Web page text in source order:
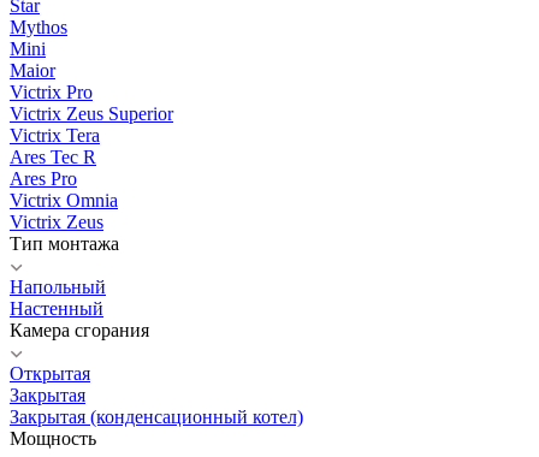
Star
Mythos
Mini
Maior
Victrix Pro
Victrix Zeus Superior
Victrix Tera
Ares Tec R
Ares Pro
Victrix Omnia
Victrix Zeus
Тип монтажа
Напольный
Настенный
Камера сгорания
Открытая
Закрытая
Закрытая (конденсационный котел)
Мощность